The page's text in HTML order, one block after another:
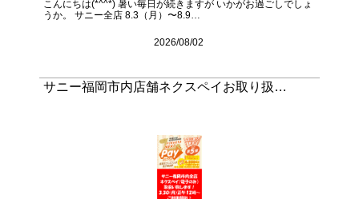
こんにちは(*^^*) 暑い毎日が続きますが いかがお過ごしでしょ
うか。 サニー全店 8.3（月）〜8.9…
2026/08/02
サニー福岡市内店舗ネクスペイお取り扱…